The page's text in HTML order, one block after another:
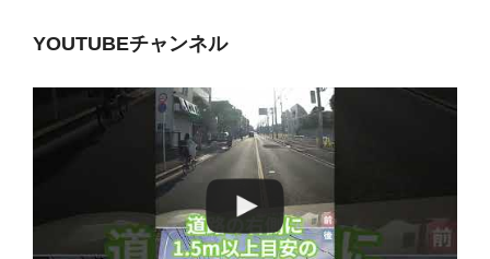
YOUTUBEチャンネル